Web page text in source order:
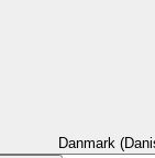
Danmark